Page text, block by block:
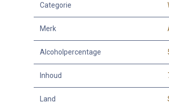
Categorie
Merk
Alcoholpercentage
Inhoud
Land